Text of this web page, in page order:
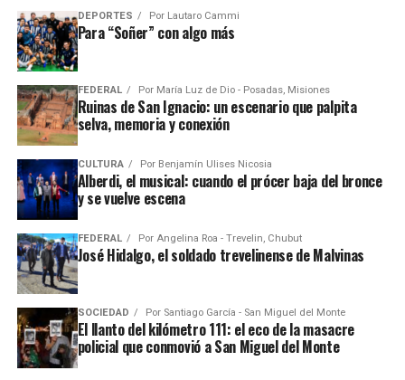
DEPORTES Por Lautaro Cammi
Para “Soñer” con algo más
FEDERAL Por María Luz de Dio - Posadas, Misiones
Ruinas de San Ignacio: un escenario que palpita
selva, memoria y conexión
CULTURA Por Benjamín Ulises Nicosia
Alberdi, el musical: cuando el prócer baja del bronce
y se vuelve escena
FEDERAL Por Angelina Roa - Trevelin, Chubut
José Hidalgo, el soldado trevelinense de Malvinas
SOCIEDAD Por Santiago García - San Miguel del Monte
El llanto del kilómetro 111: el eco de la masacre
policial que conmovió a San Miguel del Monte